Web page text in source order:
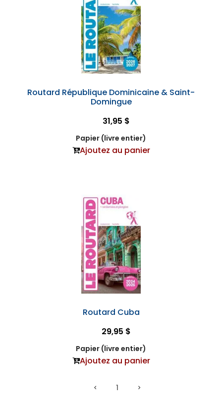
Routard République Dominicaine & Saint-
Domingue
31,95 $
Papier (livre entier)
Ajoutez au panier
Routard Cuba
29,95 $
Papier (livre entier)
Ajoutez au panier
1